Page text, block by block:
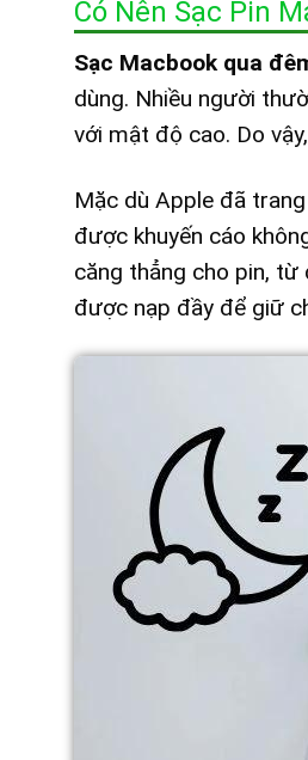
Có Nên Sạc Pin
Sạc Macbook qua
dùng. Nhiều người
với mật độ cao. Do
Mặc dù Apple đã
được khuyến cáo
căng thẳng cho pin, từ
được nạp đầy để giữ